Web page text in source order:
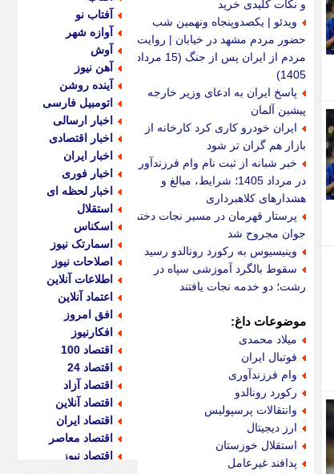
و نکات کلیدی خرید
ویدئو | یکصدوپنجاه ونهمین شب
حضور مردم مشهد در خیابان | روایت
مردم از ایران پس از جنگ (15 مرداد
1405)
پاسخ ایران به ادعای وزیر خارجه
پیشین آلمان
ایران خودرو کاری کرد کارخانه از
بازار هم گران تر شود
خبر شبانه از ثبت نام وام فرزندآوری
در مرداد 1405؛ شرایط، مبالغ و
هشدارهای کلاهبرداری
پرستار قهرمان در مسیر نجات دختر
جوان مجروح شد
وینیسیوس به رکورد رونالدو رسید
سقوط بالگرد آموزشی سپاه در
رشت؛ دو خدمه نجات یافتند
موضوعات داغ:
میلاد محمدی
فوتبال ایران
وام فرزندآوری
رکورد رونالدو
وانتقالات پرسپولیس
ارز دیجیتال
استقلال خوزستان
پدافند غیرعامل
آفتاب نو
آوازه شهر
آوش
آهن نیوز
آینده روشن
اتومبیل فارسی
اخبار ارسالی
اخبار اقتصادی
اخبار ایران
اخبار فوری
اخبار لحظه ای
استقلال
اسکناس
اسمارتک نیوز
اصلاحات نیوز
اطلاعات آنلاین
اعتماد آنلاین
افق امروز
افکارنیوز
اقتصاد 100
اقتصاد 24
اقتصاد آزاد
اقتصاد آنلاین
اقتصاد ایران
اقتصاد معاصر
اقتصاد نیوز